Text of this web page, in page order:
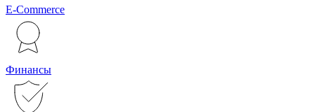
E-Commerce
Финансы